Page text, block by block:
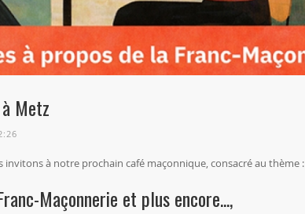
Metz
invitons à notre prochain café maçonnique, consacré au thème :
Maçonnerie et plus encore...,